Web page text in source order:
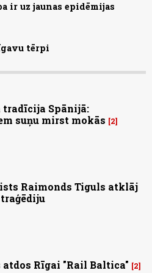
ir uz jaunas epidēmijas
tērpi
tradīcija Spānijā:
suņu mirst mokās
2
Raimonds Tiguls atklāj
atdos Rīgai "Rail Baltica" 2